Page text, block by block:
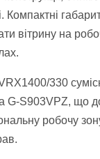
Компактні
вітрину на
330
G-S903VPZ, що
робочу